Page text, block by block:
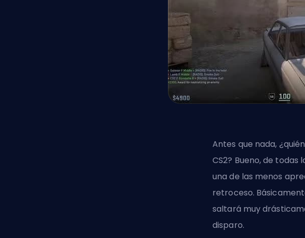
Antes que nada,
CS2? Bueno, de todas
una de las menos
retroceso.
saltará muy
disparo.